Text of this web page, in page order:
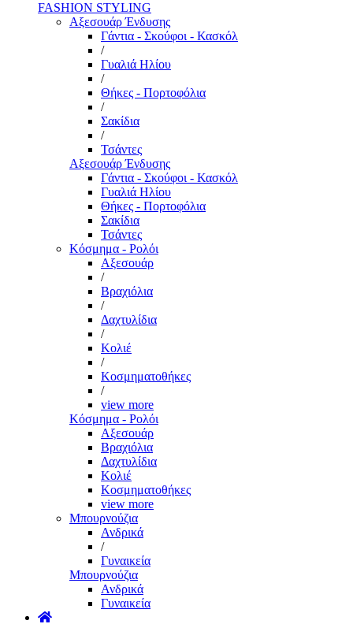
FASHION STYLING
Αξεσουάρ Ένδυσης
Γάντια - Σκούφοι - Κασκόλ
/
Γυαλιά Ηλίου
/
Θήκες - Πορτοφόλια
/
Σακίδια
/
Τσάντες
Αξεσουάρ Ένδυσης
Γάντια - Σκούφοι - Κασκόλ
Γυαλιά Ηλίου
Θήκες - Πορτοφόλια
Σακίδια
Τσάντες
Κόσμημα - Ρολόι
Αξεσουάρ
/
Βραχιόλια
/
Δαχτυλίδια
/
Κολιέ
/
Κοσμηματοθήκες
/
view more
Κόσμημα - Ρολόι
Αξεσουάρ
Βραχιόλια
Δαχτυλίδια
Κολιέ
Κοσμηματοθήκες
view more
Μπουρνούζια
Ανδρικά
/
Γυναικεία
Μπουρνούζια
Ανδρικά
Γυναικεία